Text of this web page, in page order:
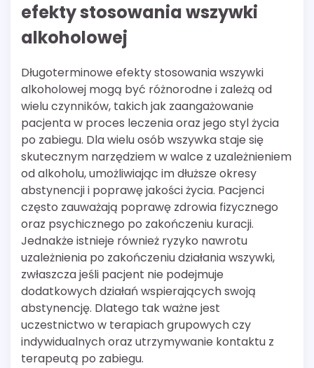
efekty stosowania wszywki
alkoholowej
Długoterminowe efekty stosowania wszywki
alkoholowej mogą być różnorodne i zależą od
wielu czynników, takich jak zaangażowanie
pacjenta w proces leczenia oraz jego styl życia
po zabiegu. Dla wielu osób wszywka staje się
skutecznym narzędziem w walce z uzależnieniem
od alkoholu, umożliwiając im dłuższe okresy
abstynencji i poprawę jakości życia. Pacjenci
często zauważają poprawę zdrowia fizycznego
oraz psychicznego po zakończeniu kuracji.
Jednakże istnieje również ryzyko nawrotu
uzależnienia po zakończeniu działania wszywki,
zwłaszcza jeśli pacjent nie podejmuje
dodatkowych działań wspierających swoją
abstynencję. Dlatego tak ważne jest
uczestnictwo w terapiach grupowych czy
indywidualnych oraz utrzymywanie kontaktu z
terapeutą po zabiegu.